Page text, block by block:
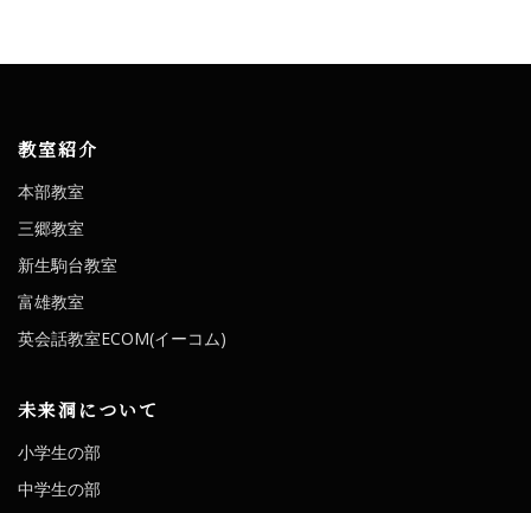
教室紹介
本部教室
三郷教室
新生駒台教室
富雄教室
英会話教室ECOM(イーコム)
未来洞について
小学生の部
中学生の部